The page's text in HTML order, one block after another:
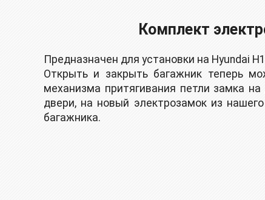
Комплект
Предназначен для установки на Hyundai
Oткpыть и закрыть багажник теперь
механизма притягивания петли замка
двери, на новый электрозамок из
багажника.